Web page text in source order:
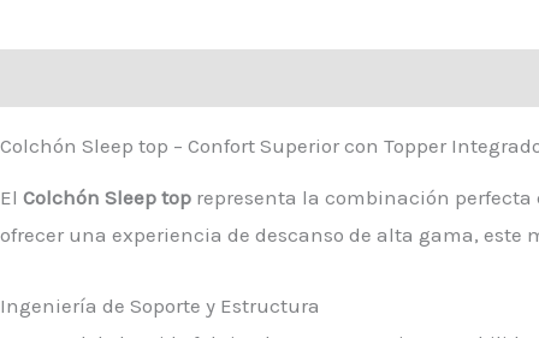
Colchón Sleep top – Confort Superior con Topper
El Colchón Sleep top representa la combinación
ofrecer una experiencia de descanso de alta gama,
Ingeniería de Soporte y Estructura